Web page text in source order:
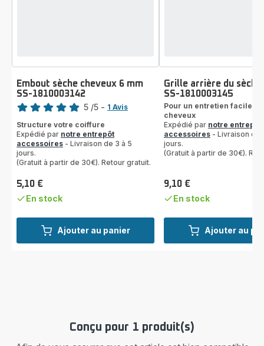
Ajouter au panier
Embout sèche cheveux 6 mm
SS-1810003142
Note
5
étoiles
(moyenne)
5 /5 - 1 Avis
Structure votre coiffure
Expédié par notre entrepôt
accessoires - Livraison de 3 à 5
jours.
(Gratuit à partir de 30€). Retour gratuit.
Prix
5,10 €
En stock
Ajouter au
Grille arrière du sèche
SS-1810003145
Pour un entretien facile
cheveux
Expédié par notre entrepôt
accessoires - Livraison de
jours.
(Gratuit à partir de 30€).
Prix
9,10 €
En stock
Conçu pour 1 produit(s)